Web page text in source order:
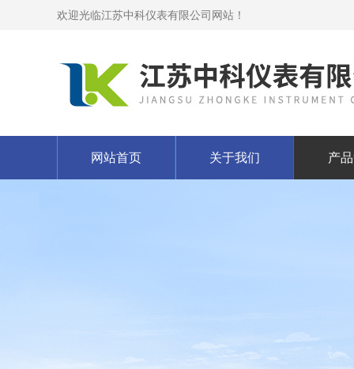
欢迎光临江苏中科仪表有限公司网站！
网站首页 关于我们 产